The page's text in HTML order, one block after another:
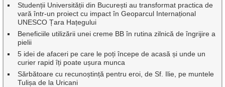
Studenții Universității din București au transformat practica de
vară într-un proiect cu impact în Geoparcul Internațional
UNESCO Țara Hațegului
Beneficiile utilizării unei creme BB în rutina zilnică de îngrijire a
pielii
5 idei de afaceri pe care le poți începe de acasă și unde un
curier rapid îți poate ușura munca
Sărbătoare cu recunoștință pentru eroi, de Sf. Ilie, pe muntele
Tulișa de la Uricani